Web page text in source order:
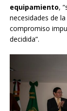
equipamiento,
necesidades de
compromiso
decidida”.